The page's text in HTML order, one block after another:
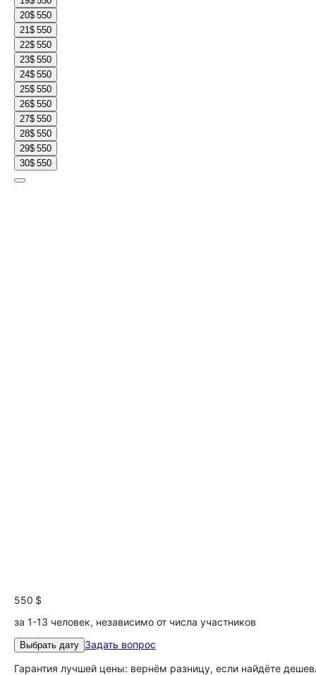
20$ 550
21$ 550
22$ 550
23$ 550
24$ 550
25$ 550
26$ 550
27$ 550
28$ 550
29$ 550
30$ 550
550 $
за 1-13 человек, независимо от числа участников
Выбрать дату Задать вопрос
Гарантия лучшей цены: вернём разницу, если найдёте